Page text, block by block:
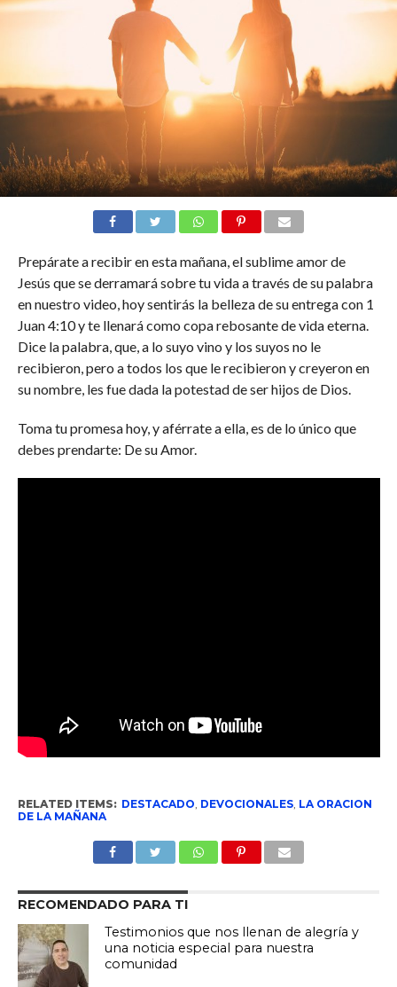
Prepárate a recibir en esta mañana, el sublime amor de
Jesús que se derramará sobre tu vida a través de su palabra
en nuestro video, hoy sentirás la belleza de su entrega con 1
Juan 4:10 y te llenará como copa rebosante de vida eterna.
Dice la palabra, que, a lo suyo vino y los suyos no le
recibieron, pero a todos los que le recibieron y creyeron en
su nombre, les fue dada la potestad de ser hijos de Dios.
Toma tu promesa hoy, y aférrate a ella, es de lo único que
debes prendarte: De su Amor.
RELATED ITEMS: DESTACADO DEVOCIONALES, LA ORACION
DE LA MAÑANA
RECOMENDADO PARA TI
Testimonios que nos llenan de alegría y
una noticia especial para nuestra
comunidad